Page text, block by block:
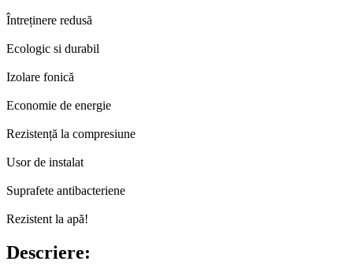
Întreținere redusă
Ecologic si durabil
Izolare fonică
Economie de energie
Rezistență la compresiune
Usor de instalat
Suprafete antibacteriene
Rezistent la apă!
Descriere: